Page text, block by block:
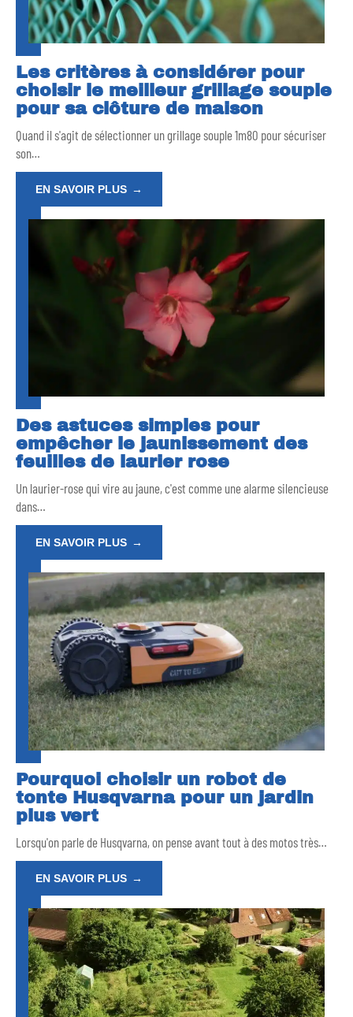
Les critères à considérer pour
choisir le meilleur grillage souple
pour sa clôture de maison
Quand il s'agit de sélectionner un grillage souple 1m80 pour sécuriser
son…
EN SAVOIR PLUS
Des astuces simples pour
empêcher le jaunissement des
feuilles de laurier rose
Un laurier-rose qui vire au jaune, c'est comme une alarme silencieuse
dans…
EN SAVOIR PLUS
Pourquoi choisir un robot de
tonte Husqvarna pour un jardin
plus vert
Lorsqu'on parle de Husqvarna, on pense avant tout à des motos très…
EN SAVOIR PLUS